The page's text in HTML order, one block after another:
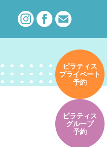
ピラティス
プライベート
予約
ピラティス
グループ
予約